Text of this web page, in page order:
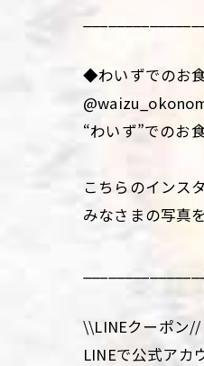
◆わいずでのお
“わいず”でのお
こちらのインス
みなさまの写真
\\LINEクーポン//
LINEで公式アカ